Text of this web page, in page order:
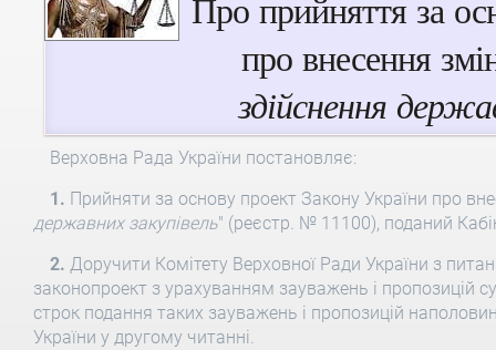
про внесення
здійснення
Верховна Рада України постановляє:
1. Прийняти за основу проект Закону України про
державних закупівель" (реєстр. № 11100), поданий
2. Доручити Комітету Верховної Ради України з
законопроект з урахуванням зауважень і пропозицій
строк подання таких зауважень і пропозицій
України у другому читанні.